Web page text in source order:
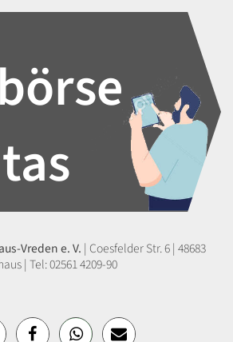
Vreden e. V. | Coesfelder Str. 6 | 48683
| Tel: 02561 4209-90